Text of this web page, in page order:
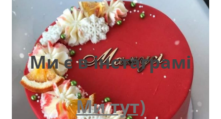
Ми є в інстаграмі
Ми тут)